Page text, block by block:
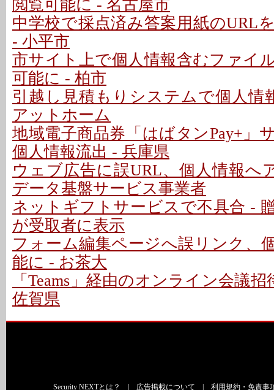
閲覧可能に - 名古屋市
中学校で採点済み答案用紙のURL
- 小平市
市サイト上で個人情報含むファイ
可能に - 柏市
引越し見積もりシステムで個人情
アットホーム
地域電子商品券「はばタンPay+」
個人情報流出 - 兵庫県
ウェブ広告に誤URL、個人情報へ
データ基盤サービス事業者
ネットギフトサービスで不具合 -
が受取者に表示
フォーム編集ページへ誤リンク、
能に - お茶大
「Teams」経由のオンライン会議
佐賀県
Security NEXTとは？ 広告掲載について 利用規約・免責事